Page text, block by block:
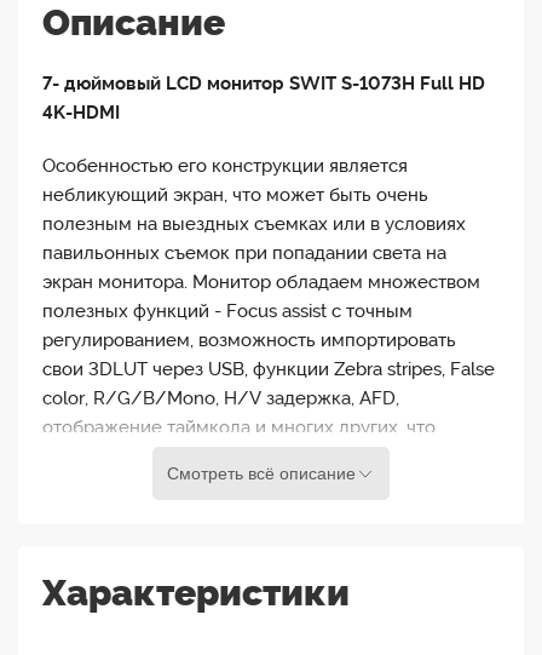
Описание
7- дюймовый LCD монитор SWIT S-1073H Full HD
4K-HDMI
Особенностью его конструкции является
небликующий экран, что может быть очень
полезным на выездных съемках или в условиях
павильонных съемок при попадании света на
экран монитора. Монитор обладаем множеством
полезных функций - Focus assist с точным
регулированием, возможность импортировать
свои 3DLUT через USB, функции Zebra stripes, False
color, R/G/B/Mono, H/V задержка, AFD,
отображение таймкода и многих других, что
такого монитора.
— Full HD 1920?1200, контрастность 1000:1, угол
Смотреть всё описание
Характеристики